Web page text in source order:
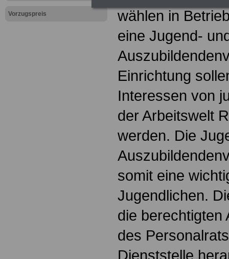
Vorzugspreis
wählen in
eine Jugend-
Einrichtung
Interessen von
der Arbeitswelt
werden. Die
somit eine
Jugendlichen.
die berechtigten
des
Dienststelle